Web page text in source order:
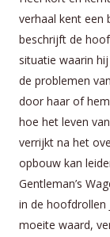
verhaal kent een
beschrijft de
situatie waarin
de problemen
door haar of
hoe het leven
verrijkt na het
opbouw kan
Gentleman’s
in de hoofdrollen
moeite waard,